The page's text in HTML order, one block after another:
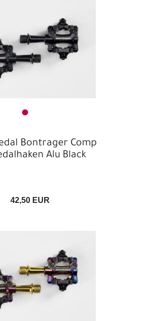
Bontrager Comp
Alu Black
42,50 EUR